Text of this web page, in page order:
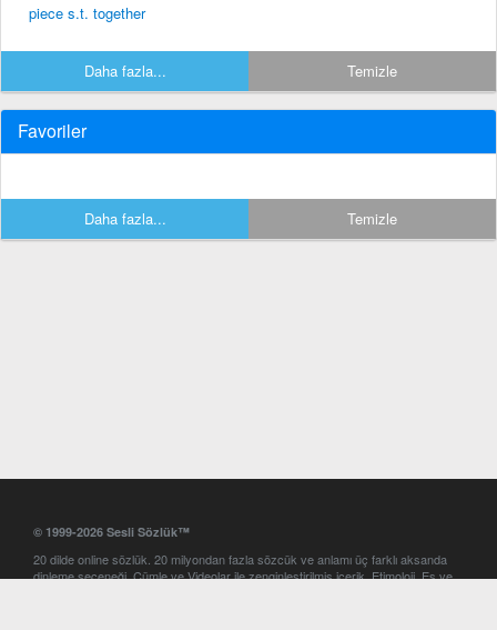
piece s.t. together
Daha fazla... Temizle
Favoriler
Daha fazla... Temizle
© 1999-2026 Sesli Sözlük™
20 dilde online sözlük. 20 milyondan fazla sözcük ve anlamı üç farklı aksanda
dinleme seçeneği. Cümle ve Videolar ile zenginleştirilmiş içerik. Etimoloji, Eş ve